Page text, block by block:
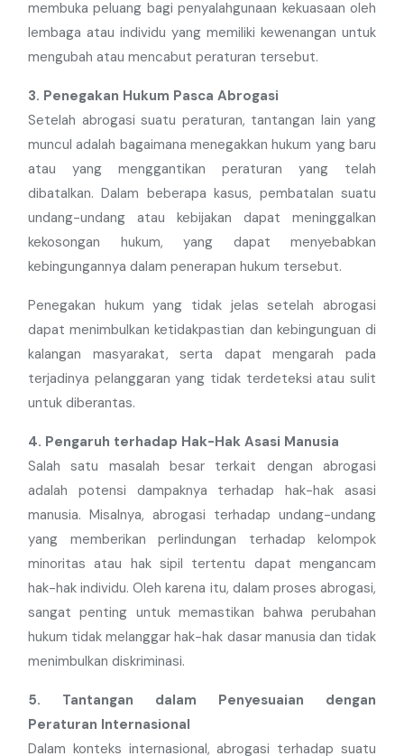
membuka peluang bagi penyalahgunaan kekuasaan oleh
lembaga atau individu yang memiliki kewenangan untuk
mengubah atau mencabut peraturan tersebut.
3. Penegakan Hukum Pasca Abrogasi
Setelah abrogasi suatu peraturan, tantangan lain yang
muncul adalah bagaimana menegakkan hukum yang baru
atau yang menggantikan peraturan yang telah
dibatalkan. Dalam beberapa kasus, pembatalan suatu
undang-undang atau kebijakan dapat meninggalkan
kekosongan hukum, yang dapat menyebabkan
kebingungannya dalam penerapan hukum tersebut.
Penegakan hukum yang tidak jelas setelah abrogasi
dapat menimbulkan ketidakpastian dan kebingunguan di
kalangan masyarakat, serta dapat mengarah pada
terjadinya pelanggaran yang tidak terdeteksi atau sulit
untuk diberantas.
4. Pengaruh terhadap Hak-Hak Asasi Manusia
Salah satu masalah besar terkait dengan abrogasi
adalah potensi dampaknya terhadap hak-hak asasi
manusia. Misalnya, abrogasi terhadap undang-undang
yang memberikan perlindungan terhadap kelompok
minoritas atau hak sipil tertentu dapat mengancam
hak-hak individu. Oleh karena itu, dalam proses abrogasi,
sangat penting untuk memastikan bahwa perubahan
hukum tidak melanggar hak-hak dasar manusia dan tidak
menimbulkan diskriminasi.
5. Tantangan dalam Penyesuaian dengan
Peraturan Internasional
Dalam konteks internasional, abrogasi terhadap suatu